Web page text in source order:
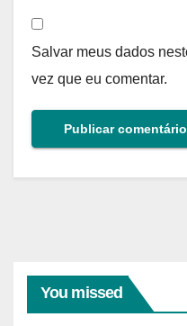
Salvar meus dados
vez que eu comentar.
You missed